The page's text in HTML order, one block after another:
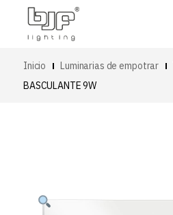
Inicio Luminarias de empotrar
BASCULANTE 9W